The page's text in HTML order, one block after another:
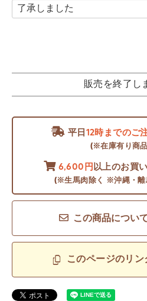
必
須
販売を終了し
平日 12時までのご
(※在庫有り商
6,600円以上のお買
(※生馬肉除く ※沖縄・離
この商品につい
このページのリ